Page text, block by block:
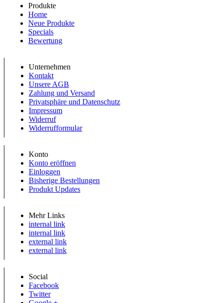
Produkte
Home
Neue Produkte
Specials
Bewertung
Unternehmen
Kontakt
Unsere AGB
Zahlung und Versand
Privatsphäre und Datenschutz
Impressum
Widerruf
Widerrufformular
Konto
Konto eröffnen
Einloggen
Bisherige Bestellungen
Produkt Updates
Mehr Links
internal link
internal link
external link
external link
Social
Facebook
Twitter